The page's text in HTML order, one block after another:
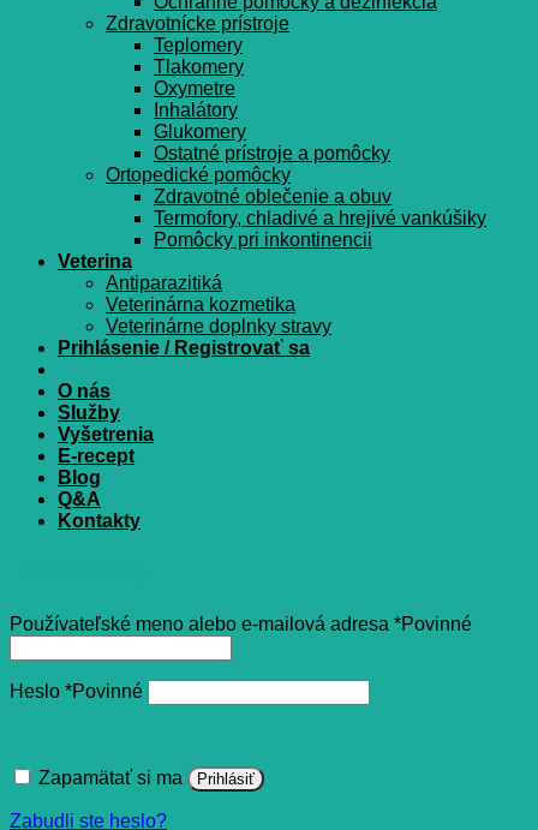
Zdravotnícke prístroje
Teplomery
Tlakomery
Oxymetre
Inhalátory
Glukomery
Ostatné prístroje a pomôcky
Ortopedické pomôcky
Zdravotné oblečenie a obuv
Termofory, chladivé a hrejivé vankúšiky
Pomôcky pri inkontinencii
Veterina
Antiparazitiká
Veterinárna kozmetika
Veterinárne doplnky stravy
Prihlásenie / Registrovať sa
O nás
Služby
Vyšetrenia
E-recept
Blog
Q&A
Kontakty
Používateľské meno alebo e-mailová adresa *Povinné
Heslo *Povinné
Zapamätať si ma Prihlásiť
Zabudli ste heslo?